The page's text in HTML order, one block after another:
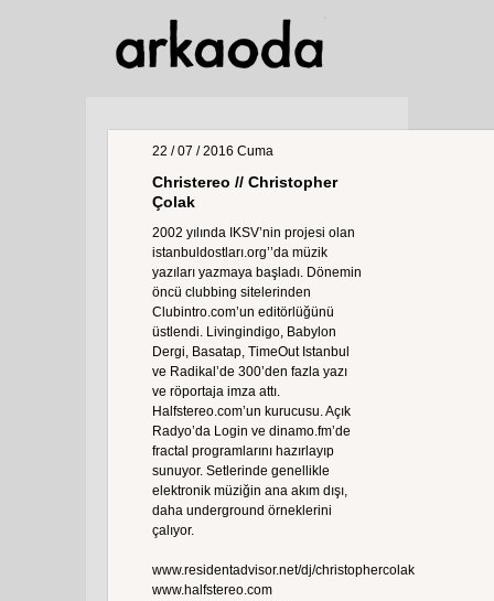
22 / 07 / 2016 Cuma
Christereo // Christopher
Çolak
2002 yılında IKSV’nin projesi olan
istanbuldostları.org’’da müzik
yazıları yazmaya başladı. Dönemin
öncü clubbing sitelerinden
Clubintro.com’un editörlüğünü
üstlendi. Livingindigo, Babylon
Dergi, Basatap, TimeOut Istanbul
ve Radikal’de 300’den fazla yazı
ve röportaja imza attı.
Halfstereo.com’un kurucusu. Açık
Radyo’da Login ve dinamo.fm’de
fractal programlarını hazırlayıp
sunuyor. Setlerinde genellikle
elektronik müziğin ana akım dışı,
daha underground örneklerini
çalıyor.
www.residentadvisor.net/dj/christophercolak
www.halfstereo.com